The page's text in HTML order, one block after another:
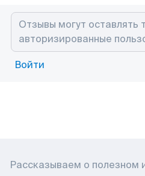
Войти
Рассказываем о полезном